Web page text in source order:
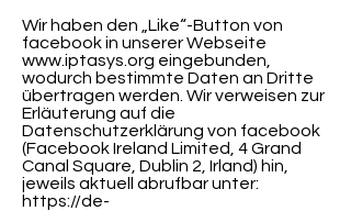
Wir haben den „Like“-Button von
facebook in unserer Webseite
www.iptasys.org eingebunden,
wodurch bestimmte Daten an Dritte
übertragen werden. Wir verweisen zur
Erläuterung auf die
Datenschutzerklärung von facebook
(Facebook Ireland Limited, 4 Grand
Canal Square, Dublin 2, Irland) hin,
jeweils aktuell abrufbar unter:
https://de-